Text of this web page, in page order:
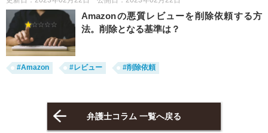
Amazonの悪質レビューを削除依頼する方
法。削除となる基準は？
#Amazon #レビュー #削除依頼
弁護士コラム 一覧へ戻る